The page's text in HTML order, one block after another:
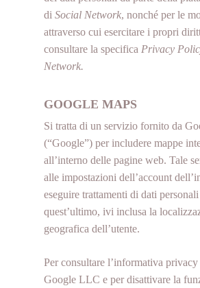
di Social Network, nonché per le
attraverso cui esercitare i propri
consultare la specifica Privacy
Network.
GOOGLE MAPS
Si tratta di un servizio fornito da
(“Google”) per includere mappe
all’interno delle pagine web. Tale
alle impostazioni dell’account
eseguire trattamenti di dati
quest’ultimo, ivi inclusa la
geografica dell’utente.
Per consultare l’informativa privacy
Google LLC e per disattivare la